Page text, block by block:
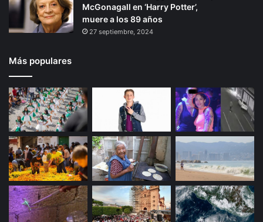
McGonagall en ‘Harry Potter’,
muere a los 89 años
27 septiembre, 2024
Más populares